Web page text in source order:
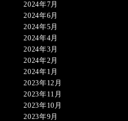
2024年7月
2024年6月
2024年5月
2024年4月
2024年3月
2024年2月
2024年1月
2023年12月
2023年11月
2023年10月
2023年9月